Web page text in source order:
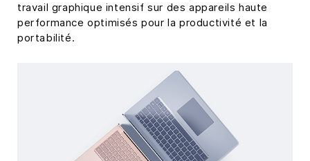
travail graphique intensif sur des appareils haute
performance optimisés pour la productivité et la
portabilité.